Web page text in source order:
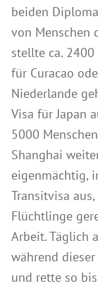
Produkte
Reinigung &
Pigmente
Dekorative
Werkzeuge
Händlersuche
Farbkarten
beiden
von Menschen
stellte ca.
für Curacao
Niederlande
Visa für Japan
5000
Shanghai
eigenmächtig,
Transitvisa
Flüchtlinge
Arbeit. Täglich
während
und rette so